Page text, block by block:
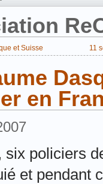
et Suisse 11
en
six policiers
et pendant